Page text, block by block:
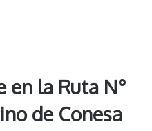
en la Ruta N°
de Conesa